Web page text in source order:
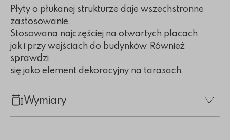
Płyty o płukanej strukturze daje wszechstronne
zastosowanie.
Stosowana najczęściej na otwartych placach
jak i przy wejściach do budynków. Również
sprawdzi
się jako element dekoracyjny na tarasach.
Wymiary